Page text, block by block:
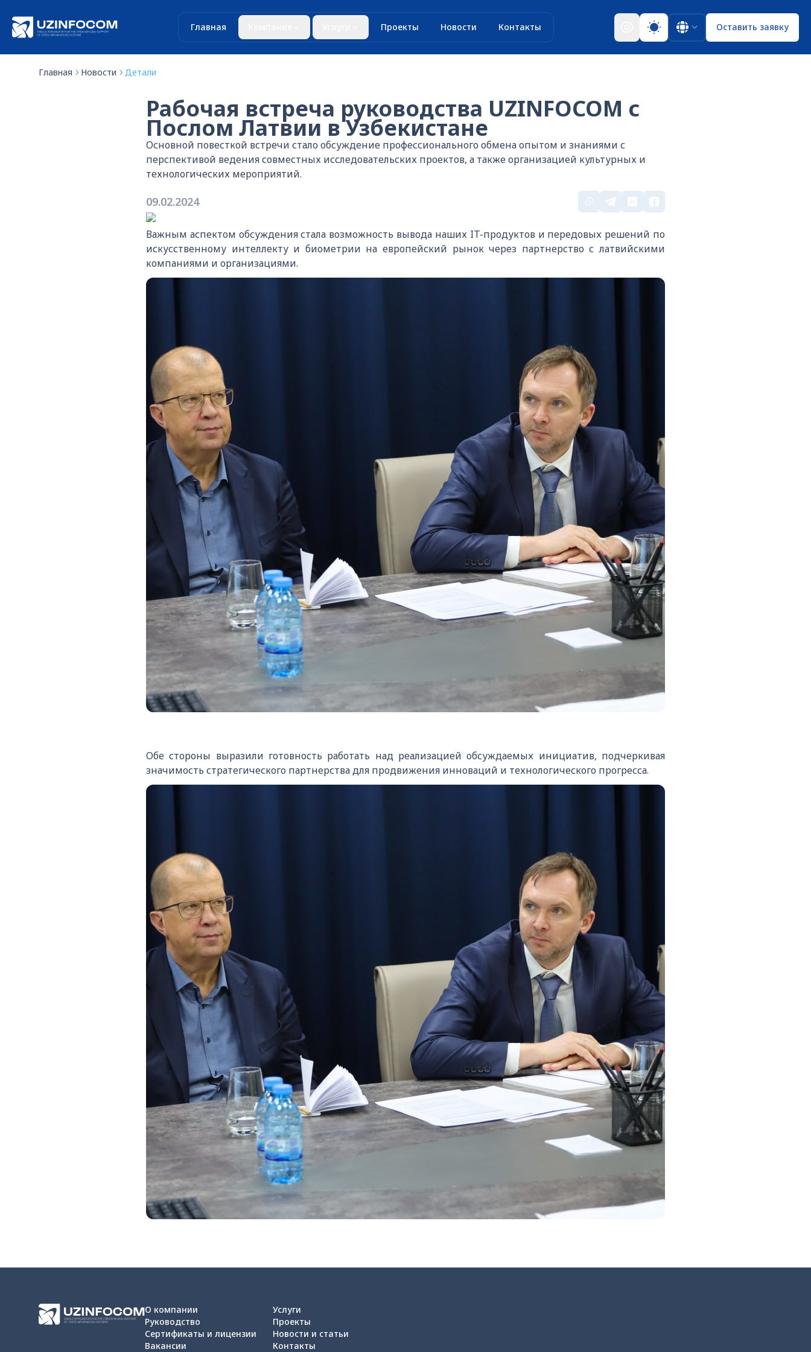
Главная Проекты Новости Контакты Оставить заявку
Главная Новости Детали
Рабочая встреча руководства UZINFOCOM с
Послом Латвии в Узбекистане
Основной повесткой встречи стало обсуждение профессионального обмена опытом и знаниями с
перспективой ведения совместных исследовательских проектов, а также организацией культурных и
технологических мероприятий.
09.02.2024
Важным аспектом обсуждения стала возможность вывода наших IT-продуктов и передовых решений по
искусственному интеллекту и биометрии на европейский рынок через партнерство с латвийскими
компаниями и организациями.
Обе стороны выразили готовность работать над реализацией обсуждаемых инициатив, подчеркивая
значимость стратегического партнерства для продвижения инноваций и технологического прогресса.
О компании
Руководство
Сертификаты и лицензии
Вакансии
Услуги
Проекты
Новости и статьи
Контакты